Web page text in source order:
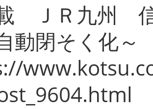
ＪＲ九州 信
動閉そく化～